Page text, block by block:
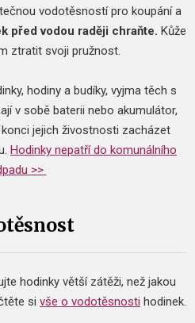
vodotěsností pro koupání a
před vodou raději chraňte. Kůže
ztratit svoji pružnost.
hodiny a budíky, vyjma těch s
v sobě baterii nebo akumulátor,
jejich živostnosti zacházet
Hodinky nepatří do komunálního
>>
hodinky větší zátěži, než jakou
si vše o vodotěsnosti hodinek.